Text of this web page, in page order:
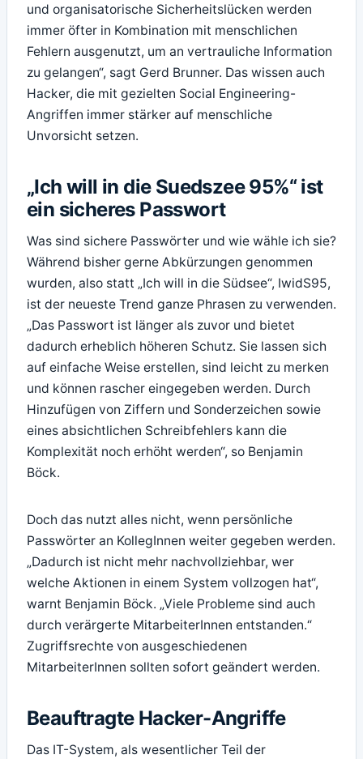
und organisatorische Sicherheitslücken werden
immer öfter in Kombination mit menschlichen
Fehlern ausgenutzt, um an vertrauliche Information
zu gelangen“, sagt Gerd Brunner. Das wissen auch
Hacker, die mit gezielten Social Engineering-
Angriffen immer stärker auf menschliche
Unvorsicht setzen.
„Ich will in die Suedszee 95%“ ist
ein sicheres Passwort
Was sind sichere Passwörter und wie wähle ich sie?
Während bisher gerne Abkürzungen genommen
wurden, also statt „Ich will in die Südsee“, IwidS95,
ist der neueste Trend ganze Phrasen zu verwenden.
„Das Passwort ist länger als zuvor und bietet
dadurch erheblich höheren Schutz. Sie lassen sich
auf einfache Weise erstellen, sind leicht zu merken
und können rascher eingegeben werden. Durch
Hinzufügen von Ziffern und Sonderzeichen sowie
eines absichtlichen Schreibfehlers kann die
Komplexität noch erhöht werden“, so Benjamin
Böck.
Doch das nutzt alles nicht, wenn persönliche
Passwörter an KollegInnen weiter gegeben werden.
„Dadurch ist nicht mehr nachvollziehbar, wer
welche Aktionen in einem System vollzogen hat“,
warnt Benjamin Böck. „Viele Probleme sind auch
durch verärgerte MitarbeiterInnen entstanden.“
Zugriffsrechte von ausgeschiedenen
MitarbeiterInnen sollten sofort geändert werden.
Beauftragte Hacker-Angriffe
Das IT-System, als wesentlicher Teil der